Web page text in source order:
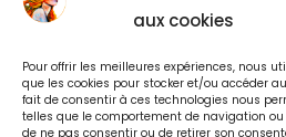
aux cookies
Pour offrir les meilleures expériences, nous
que les cookies pour stocker et/ou accéder
fait de consentir à ces technologies nous
telles que le comportement de navigation
de ne pas consentir ou de retirer sonBack to